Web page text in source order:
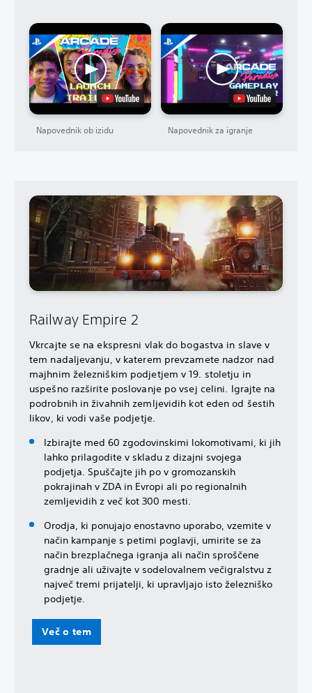
Napovednik ob izidu Napovednik za igranje
Railway Empire 2
Vkrcajte se na ekspresni vlak do bogastva in slave v
tem nadaljevanju, v katerem prevzamete nadzor nad
majhnim železniškim podjetjem v 19. stoletju in
uspešno razširite poslovanje po vsej celini. Igrajte na
podrobnih in živahnih zemljevidih kot eden od šestih
likov, ki vodi vaše podjetje.
Izbirajte med 60 zgodovinskimi lokomotivami, ki jih
lahko prilagodite v skladu z dizajni svojega
podjetja. Spuščajte jih po v gromozanskih
pokrajinah v ZDA in Evropi ali po regionalnih
zemljevidih z več kot 300 mesti.
Orodja, ki ponujajo enostavno uporabo, vzemite v
način kampanje s petimi poglavji, umirite se za
način brezplačnega igranja ali način sproščene
gradnje ali uživajte v sodelovalnem večigralstvu z
največ tremi prijatelji, ki upravljajo isto železniško
podjetje.
Več o tem